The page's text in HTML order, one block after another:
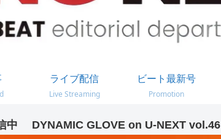
ライブ配信
Live Streaming
ビート最新号
Promotion
中 DYNAMIC GLOVE on U-NEXT vol.46